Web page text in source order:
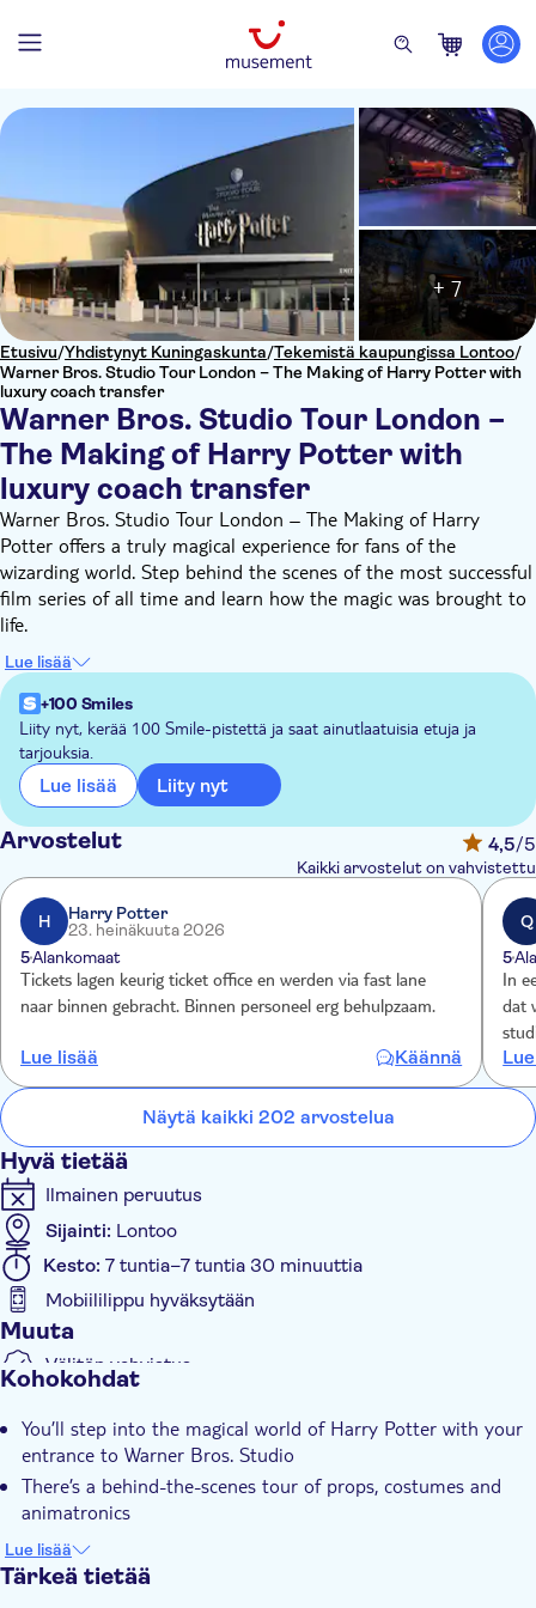
Etusivu/Yhdistynyt Kuningaskunta/Tekemistä kaupungissa Lontoo/
Warner Bros. Studio Tour London – The Making of Harry Potter with
luxury coach transfer
Warner Bros. Studio Tour London –
The Making of Harry Potter with
luxury coach transfer
+ 7
Warner Bros. Studio Tour London – The Making of Harry
Potter offers a truly magical experience for fans of the
wizarding world. Step behind the scenes of the most successful
film series of all time and learn how the magic was brought to
life.
Led by expert guides, you’ll hear previously unheard stories
and take a walk behind the scenes to check out the collection
of original sets, costumes and props. From the secrets of
spellbinding special effects to the marvels of animatronics,
you’ll uncover how the films captured imaginations across the
globe.
There’s plenty to see and do – from stepping aboard the
original Hogwarts Express and walking through the iconic Great
Hall, to wandering down Diagon Alley and peeking into the
Potions classroom. You can even try your hand at a flying
lesson, and treat yourself to a thirst-quenching Butterbeer
afterwards.
Lue lisää
+100 Smiles
Liity nyt, kerää 100 Smile-pistettä ja saat ainutlaatuisia etuja ja
tarjouksia.
Lue lisää Liity nyt
Arvostelut 4,5/5
Kaikki arvostelut on vahvistettu
H
Harry Potter
23. heinäkuuta 2026
5Alankomaat
Tickets lagen keurig ticket office en werden via fast lane
naar binnen gebracht. Binnen personeel erg behulpzaam.
Lue lisää Käännä
Q
5
In
dat
de
Näytä kaikki 202 arvostelua
Hyvä tietää
Ilmainen peruutus
Sijainti: Lontoo
Kesto: 7 tuntia–7 tuntia 30 minuuttia
Mobiililippu hyväksytään
Muuta
Välitön vahvistus
Group tour
Kohokohdat
You’ll step into the magical world of Harry Potter with your
entrance to Warner Bros. Studio
There’s a behind-the-scenes tour of props, costumes and
animatronics
Your guide will share entertaining anecdotes about the cast
straight from the set
Lue lisää
Tärkeä tietää